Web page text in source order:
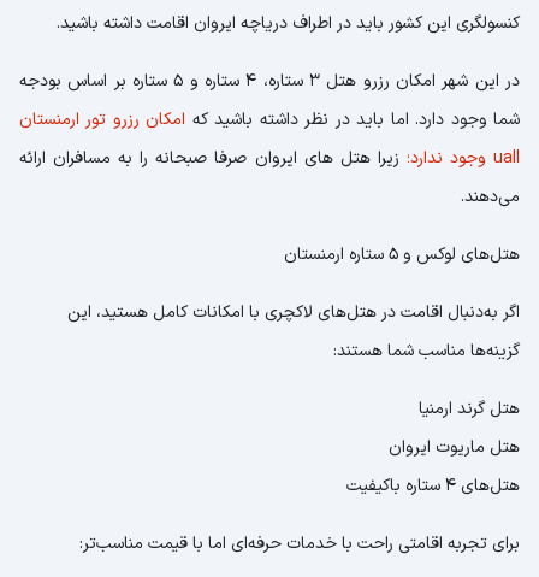
کنسولگری این کشور باید در اطراف دریاچه ایروان اقامت داشته باشید.
در این شهر امکان رزرو هتل 3 ستاره، 4 ستاره و 5 ستاره بر اساس بودجه
شما وجود دارد. اما باید در نظر داشته باشید که امکان رزرو تور ارمنستان
uall وجود ندارد؛
زیرا هتل های ایروان صرفا صبحانه را به مسافران ارائه
می‌دهند.
هتل‌های لوکس و 5 ستاره ارمنستان
اگر به‌دنبال اقامت در هتل‌های لاکچری با امکانات کامل هستید، این
گزینه‌ها مناسب شما هستند:
هتل گرند ارمنیا
هتل ماریوت ایروان
هتل‌های 4 ستاره با‌کیفیت
برای تجربه اقامتی راحت با خدمات حرفه‌ای اما با قیمت مناسب‌تر: